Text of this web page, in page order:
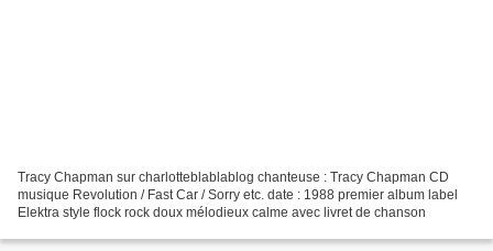
Tracy Chapman sur charlotteblablablog chanteuse : Tracy Chapman CD
musique Revolution / Fast Car / Sorry etc. date : 1988 premier album label
Elektra style flock rock doux mélodieux calme avec livret de chanson